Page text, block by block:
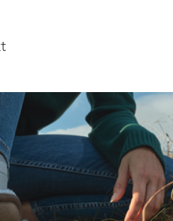
Společnosti
O naší společnosti
Výzkum a vývoj